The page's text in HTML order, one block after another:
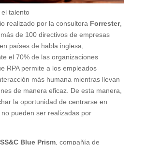
talento
realizado por la consultora Forrester,
de 100 directivos de empresas
países de habla inglesa,
el 70% de las organizaciones
RPA permite a los empleados
más humana mientras llevan
de manera eficaz. De esta manera,
la oportunidad de centrarse en
pueden ser realizadas por
SS&C Blue Prism, compañía de